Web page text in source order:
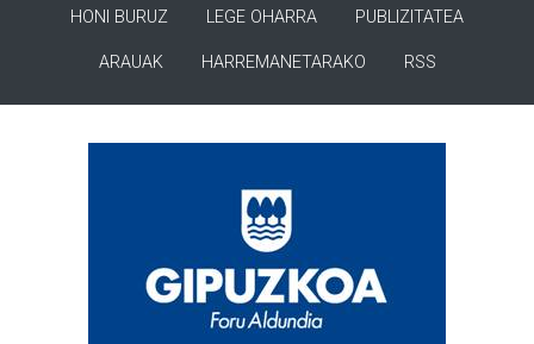
HONI BURUZ LEGE OHARRA PUBLIZITATEA
ARAUAK HARREMANETARAKO RSS